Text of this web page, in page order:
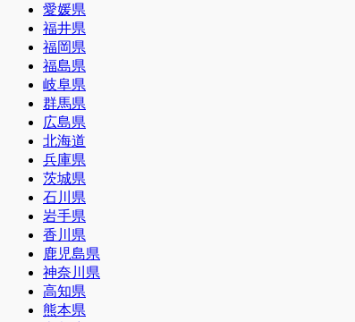
愛媛県
福井県
福岡県
福島県
岐阜県
群馬県
広島県
北海道
兵庫県
茨城県
石川県
岩手県
香川県
鹿児島県
神奈川県
高知県
熊本県